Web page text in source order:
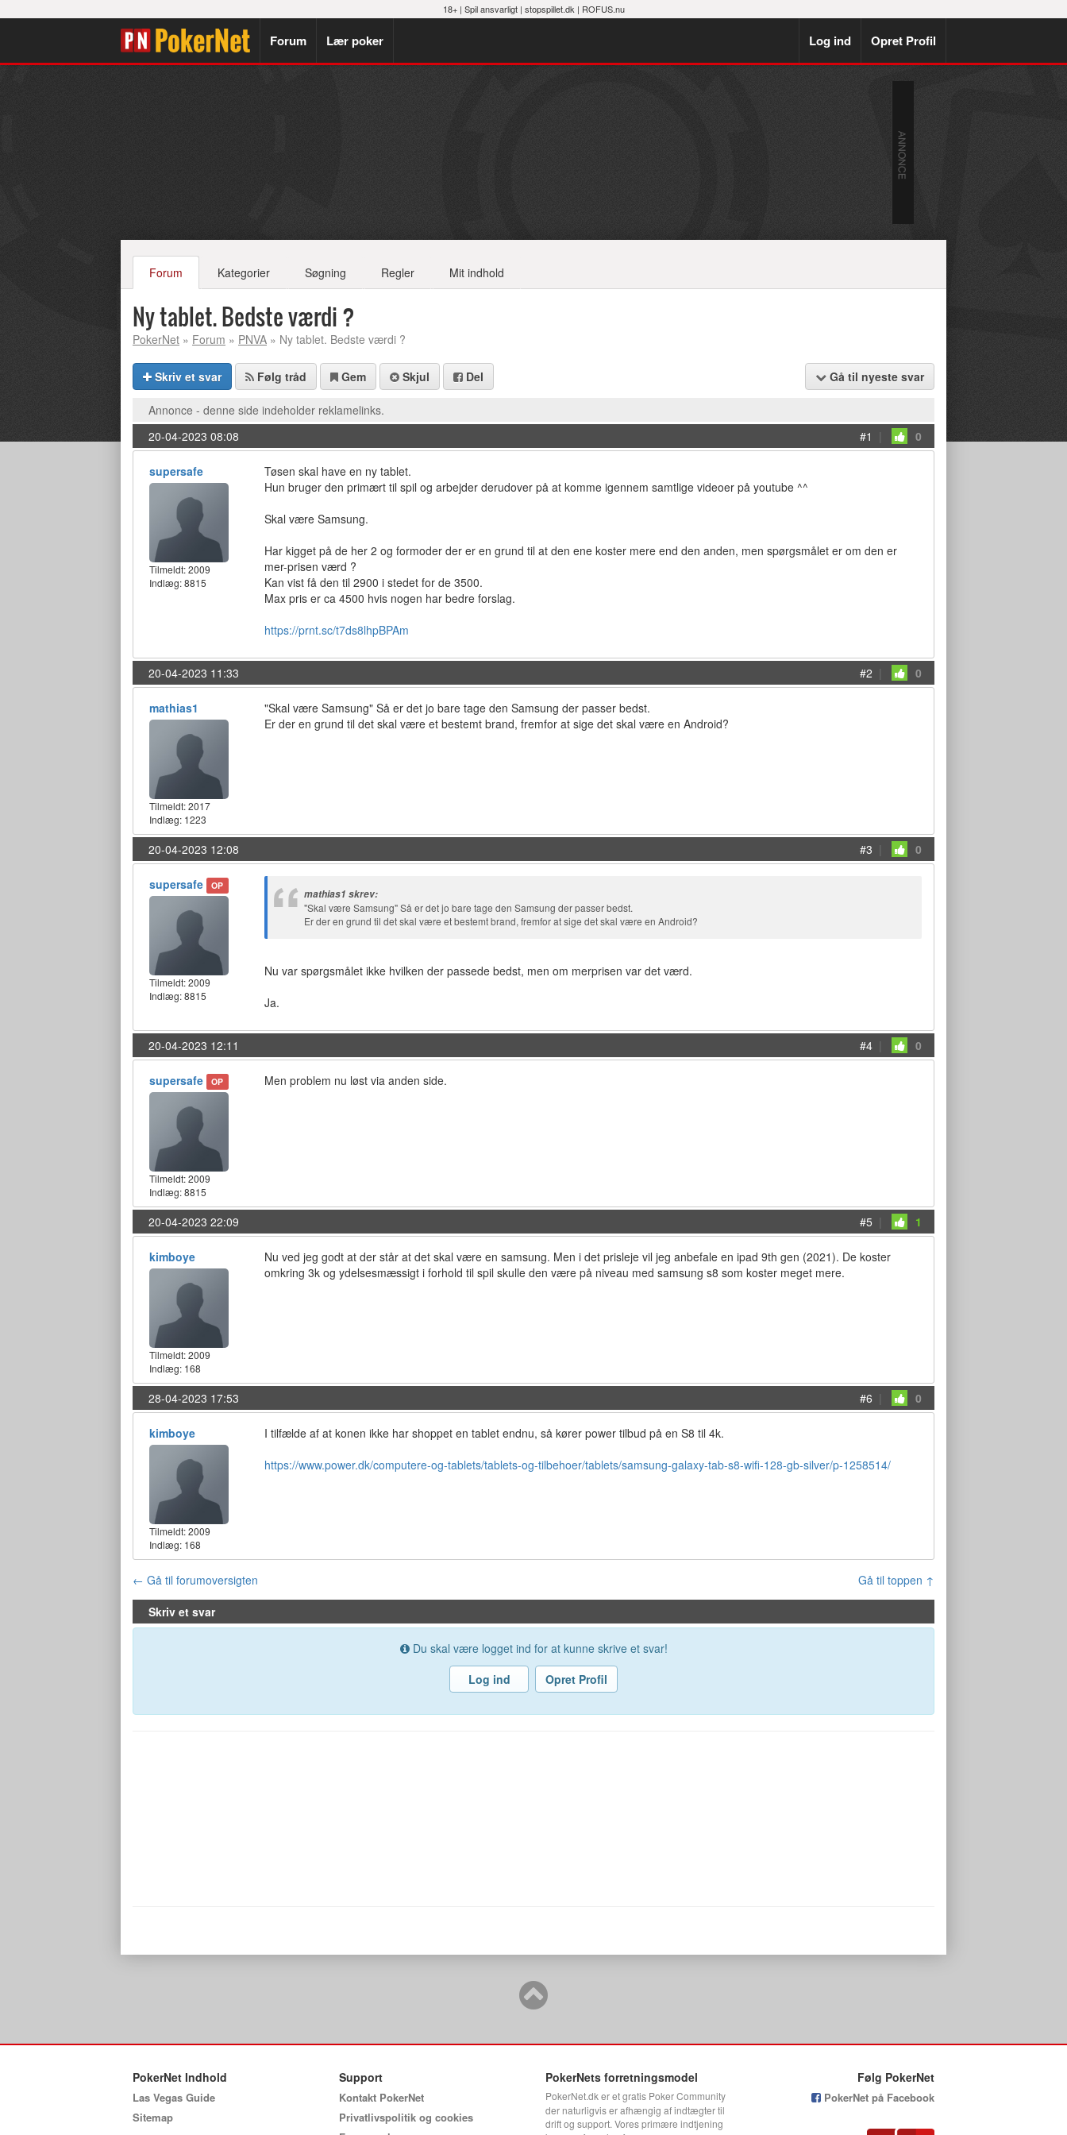
18+ | Spil ansvarligt| stopspillet.dk | ROFUS.nu
Forum Lær poker Log ind Opret Profil
Forum Kategorier Søgning Regler Mit indhold
Ny tablet. Bedste værdi ?
PokerNet » Forum » PNVA » Ny tablet. Bedste værdi ?
Skriv et svar Følg tråd Gem Skjul Del Gå til nyeste svar
Annonce - denne side indeholder reklamelinks.
20-04-2023 08:08
#1 | 0
supersafe
Tilmeldt:2009
Indlæg: 8815
Tøsen skal have en ny tablet.
Hun bruger den primært til spil og arbejder derudover på at komme igennem samtlige videoer på youtube ^^
Skal være Samsung.
Har kigget på de her 2 og formoder der er en grund til at den ene koster mere end den anden, men spørgsmålet er om den er
mer-prisen værd ?
Kan vist få den til 2900 i stedet for de 3500.
Max pris er ca 4500 hvis nogen har bedre forslag.
https://prnt.sc/t7ds8lhpBPAm
20-04-2023 11:33 #2 | 0
mathias1
Tilmeldt:2017
Indlæg: 1223
"Skal være Samsung" Så er det jo bare tage den Samsung der passer bedst.
Er der en grund til det skal være et bestemt brand, fremfor at sige det skal være en Android?
20-04-2023 12:08 #3 | 0
supersafe OP
Tilmeldt:2009
Indlæg: 8815
mathias1 skrev:
"Skal være Samsung" Så er det jo bare tage den Samsung der passer bedst.
Er der en grund til det skal være et bestemt brand, fremfor at sige det skal være en Android?
Nu var spørgsmålet ikke hvilken der passede bedst, men om merprisen var det værd.
Ja.
20-04-2023 12:11 #4 | 0
supersafe OP
Tilmeldt:2009
Indlæg: 8815
Men problem nu løst via anden side.
20-04-2023 22:09 #5 | 1
kimboye
Tilmeldt:2009
Indlæg: 168
Nu ved jeg godt at der står at det skal være en samsung. Men i det prisleje vil jeg anbefale en ipad 9th gen (2021). De koster
omkring 3k og ydelsesmæssigt i forhold til spil skulle den være på niveau med samsung s8 som koster meget mere.
28-04-2023 17:53 #6 | 0
kimboye
Tilmeldt:2009
Indlæg: 168
I tilfælde af at konen ikke har shoppet en tablet endnu, så kører power tilbud på en S8 til 4k.
https://www.power.dk/computere-og-tablets/tablets-og-tilbehoer/tablets/samsung-galaxy-tab-s8-wifi-128-gb-silver/p-1258514/
← Gå til forumoversigten
Gå til toppen ↑
Skriv et svar
Du skal være logget ind for at kunne skrive et svar!
Log ind
Opret Profil
PokerNet Indhold
Las Vegas Guide
Sitemap
Support
Kontakt PokerNet
Privatlivspolitik og cookies
PokerNets forretningsmodel
PokerNet.dk er et gratis Poker Community
der naturligvis er afhængig af indtægter til
drift og support. Vores primære indtjening
Følg PokerNet
PokerNet på Facebook